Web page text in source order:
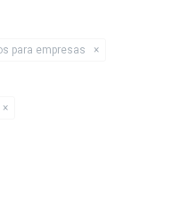
para empresas